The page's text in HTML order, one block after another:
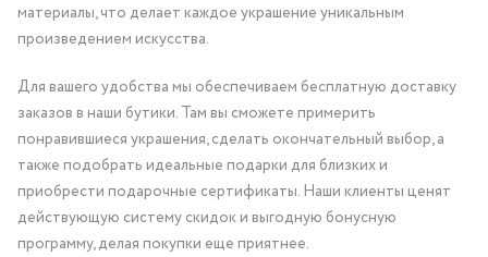
материалы, что делает каждое украшение уникальным
произведением искусства.
Для вашего удобства мы обеспечиваем бесплатную доставку
заказов в наши бутики. Там вы сможете примерить
понравившиеся украшения, сделать окончательный выбор, а
также подобрать идеальные подарки для близких и
приобрести подарочные сертификаты. Наши клиенты ценят
действующую систему скидок и выгодную бонусную
программу, делая покупки еще приятнее.